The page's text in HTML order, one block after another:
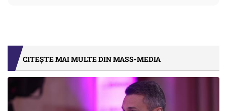
CITEȘTE MAI MULTE DIN MASS-MEDIA